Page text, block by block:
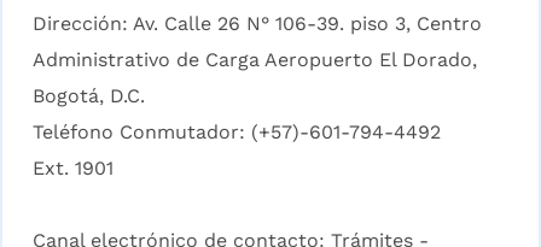
Dirección: Av. Calle 26 N° 106-39. piso 3, Centro
Administrativo de Carga Aeropuerto El Dorado,
Bogotá, D.C.
Teléfono Conmutador: (+57)-601-794-4492
Ext. 1901
Canal electrónico de contacto: Trámites -